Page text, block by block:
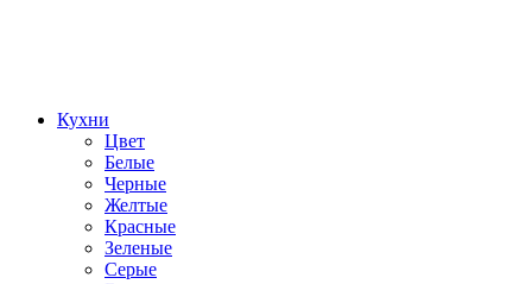
Кухни
Цвет
Белые
Черные
Желтые
Красные
Зеленые
Серые